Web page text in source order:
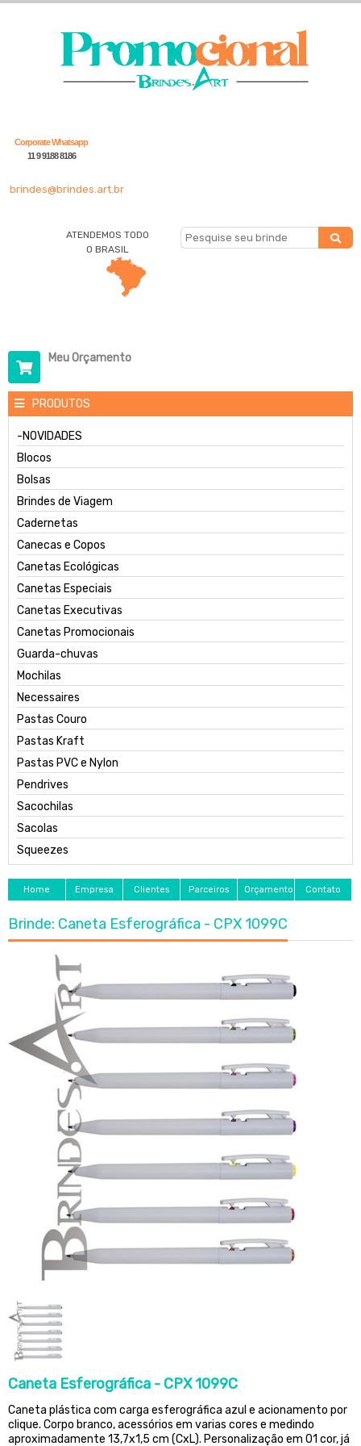
Corporate Whatsapp
11 9 9188 8186
brindes@brindes.art.br
ATENDEMOS TODO
O BRASIL
Meu Orçamento
PRODUTOS
-NOVIDADES
Blocos
Bolsas
Brindes de Viagem
Cadernetas
Canecas e Copos
Canetas Ecológicas
Canetas Especiais
Canetas Executivas
Canetas Promocionais
Guarda-chuvas
Mochilas
Necessaires
Pastas Couro
Pastas Kraft
Pastas PVC e Nylon
Pendrives
Sacochilas
Sacolas
Squeezes
Home Empresa Clientes Parceiros Orçamento Contato
Brinde: Caneta Esferográfica - CPX 1099C
Caneta Esferográfica - CPX 1099C
Caneta plástica com carga esferográfica azul e acionamento por
clique. Corpo branco, acessórios em varias cores e medindo
aproximadamente 13,7x1,5 cm (CxL). Personalização em 01 cor, já